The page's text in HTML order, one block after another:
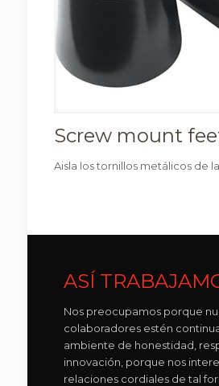
Screw mount
Aisla los tornillos metálicos de
ASÍ
Nos preocupamos porque
colaboradores estén
ambiente de honestidad,
innovación, porque nos
relaciones cordiales de tal